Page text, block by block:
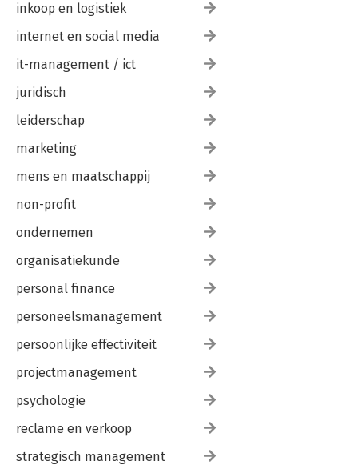
inkoop en logistiek
internet en social media
it-management / ict
juridisch
leiderschap
marketing
mens en maatschappij
non-profit
ondernemen
organisatiekunde
personal finance
personeelsmanagement
persoonlijke effectiviteit
projectmanagement
psychologie
reclame en verkoop
strategisch management